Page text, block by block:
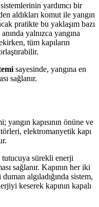
yardımcı bir
aldıkları komut ile yangın
pratikte bu yaklaşım bazı
yalnızca yangına
tüm kapıların
sayesinde, yangına en
sağlanır.
kapısının önüne ve
elektromanyetik kapı
sürekli enerji
sağlanır. Kapının her iki
algıladığında sistem,
keserek kapının kapalı